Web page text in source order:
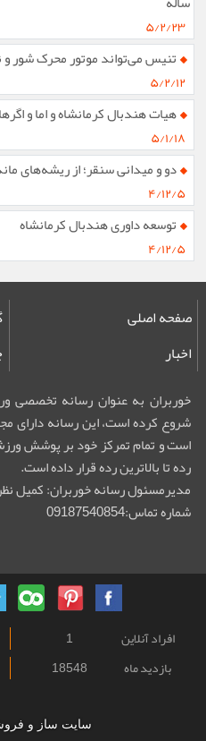
۵/۲/۲۳
تنیس می‌تواند موتور محرک شور
۵/۲/۱۲
هیات هندبال کرمانشاه و اما و اگرها
۵/۱/۱۸
دو و میدانی سنقر؛ از ریشه‌های
۴/۱۲/۵
توسعه داوری هندبال کرمانشاه
۴/۱۲/۵
صفحه اصلی
اخبار
شروع کرده است، این رسانه دارای
است و تمام تمرکز خود بر پوشش
رده تا بالاترین رده قرار داده است.
مدیرمسئول رسانه خوربران: کمیل
شماره تماس:09187540854
افراد آنلاین 1
بازدید ماه
18548
سایت ساز و